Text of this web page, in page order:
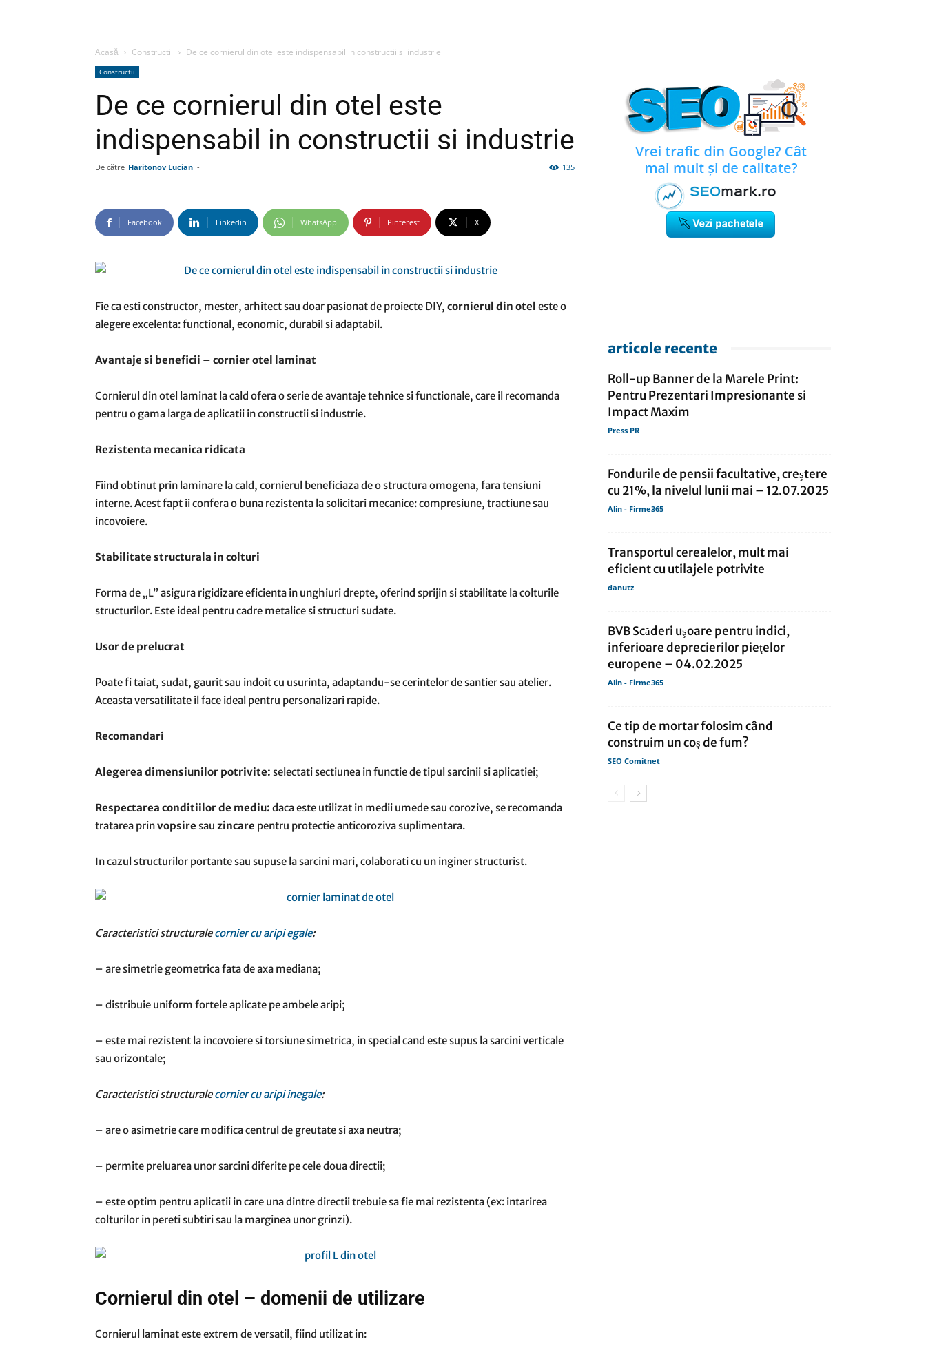
comunicate
Acasă Constructii De ce cornierul din otel este indispensabil in constructii si industrie
Constructii
De ce cornierul din otel este
indispensabil in constructii si industrie
De către Haritonov Lucian - 135
Facebook Linkedin WhatsApp Pinterest X
Fie ca esti constructor, mester, arhitect sau doar pasionat de proiecte DIY, cornierul din otel este o
alegere excelenta: functional, economic, durabil si adaptabil.
Avantaje si beneficii – cornier otel laminat
Cornierul din otel laminat la cald ofera o serie de avantaje tehnice si functionale, care il recomanda
pentru o gama larga de aplicatii in constructii si industrie.
Rezistenta mecanica ridicata
Fiind obtinut prin laminare la cald, cornierul beneficiaza de o structura omogena, fara tensiuni
interne. Acest fapt ii confera o buna rezistenta la solicitari mecanice: compresiune, tractiune sau
incovoiere.
Stabilitate structurala in colturi
Forma de „L” asigura rigidizare eficienta in unghiuri drepte, oferind sprijin si stabilitate la colturile
structurilor. Este ideal pentru cadre metalice si structuri sudate.
Usor de prelucrat
Poate fi taiat, sudat, gaurit sau indoit cu usurinta, adaptandu-se cerintelor de santier sau atelier.
Aceasta versatilitate il face ideal pentru personalizari rapide.
Recomandari
Alegerea dimensiunilor potrivite: selectati sectiunea in functie de tipul sarcinii si aplicatiei;
Respectarea conditiilor de mediu: daca este utilizat in medii umede sau corozive, se recomanda
tratarea prinvopsire sau zincare pentru protectie anticoroziva suplimentara.
In cazul structurilor portante sau supuse la sarcini mari, colaborati cu un inginer structurist.
Caracteristici structuralecornier cu aripi egale:
– are simetrie geometrica fata de axa mediana;
– distribuie uniform fortele aplicate pe ambele aripi;
– este mai rezistent la incovoiere si torsiune simetrica, in special cand este supus la sarcini verticale
sau orizontale;
Caracteristici structuralecornier cu aripi inegale:
– are o asimetrie care modifica centrul de greutate si axa neutra;
– permite preluarea unor sarcini diferite pe cele doua directii;
– este optim pentru aplicatii in care una dintre directii trebuie sa fie mai rezistenta (ex: intarirea
colturilor in pereti subtiri sau la marginea unor grinzi).
Cornierul din otel – domenii de utilizare
Cornierul laminat este extrem de versatil, fiind utilizat in:
articole recente
Roll-up Banner de la Marele Print:
Pentru Prezentari Impresionante si
Impact Maxim
Press PR
Fondurile de pensii facultative, creştere
cu 21%, la nivelul lunii mai – 12.07.2025
Alin - Firme365
Transportul cerealelor, mult mai
eficient cu utilajele potrivite
danutz
BVB Scăderi uşoare pentru indici,
inferioare deprecierilor pieţelor
europene – 04.02.2025
Alin - Firme365
Ce tip de mortar folosim când
construim un coș de fum?
SEO Comitnet